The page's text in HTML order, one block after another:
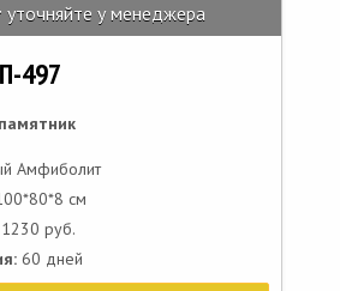
уточняйте у менеджера
497
Амфиболит
см
1230 руб.
60 дней